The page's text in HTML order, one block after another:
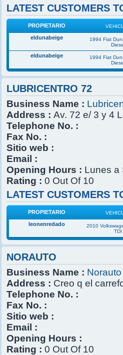
LATEST CUSTOMERS
PROPIETARIO
eldunabeige
1994 Fiat
eldunabeige
1994 Fiat
LUBRICENTRO 72
Business Name :
Address : Av. 72 e/ 3 y 4
Telephone No. :
Fax No. :
Sitio web :
Email :
Opening Hours : Lunes a
Rating : 0 Out Of 10
LATEST CUSTOMERS
PROPIETARIO
leonenredado
2010
TDI
NORAUTO
Business Name : Norauto
Address : Creo q el
Telephone No. :
Fax No. :
Sitio web :
Email :
Opening Hours :
Rating : 0 Out Of 10